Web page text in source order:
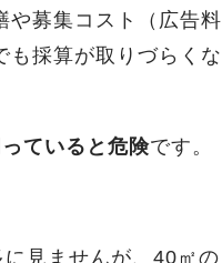
や募集コスト（広告料
も採算が取りづらくな
ていると危険です。
見ませんが、 40㎡の